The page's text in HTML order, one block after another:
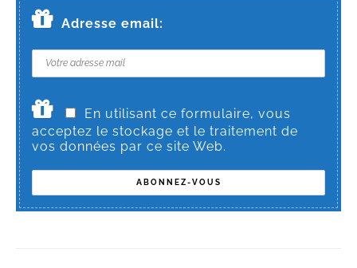
Adresse email:
En utilisant ce formulaire, vous
acceptez le stockage et le traitement de
vos données par ce site Web.